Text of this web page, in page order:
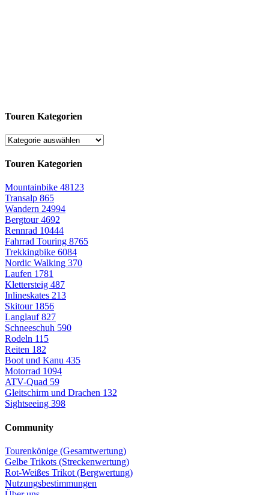
Touren Kategorien
Touren Kategorien
Mountainbike 48123
Transalp 865
Wandern 24994
Bergtour4692
Rennrad 10444
Fahrrad Touring 8765
Trekkingbike 6084
Nordic Walking 370
Laufen 1781
Klettersteig 487
Inlineskates 213
Skitour 1856
Langlauf827
Schneeschuh 590
Rodeln 115
Reiten 182
Boot und Kanu 435
Motorrad 1094
ATV-Quad 59
Gleitschirm und Drachen 132
Sightseeing 398
Community
Tourenkönige (Gesamtwertung)
Gelbe Trikots (Streckenwertung)
Rot-Weißes Trikot (Bergwertung)
Nutzungsbestimmungen